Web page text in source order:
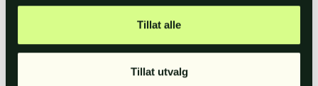
Tillat alle
Tillat utvalg
TA KONTAKT